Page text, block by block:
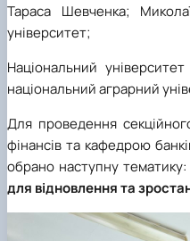
Тараса Шевченка;
університет;
Національний
національний аграрний
Для проведення
фінансів та кафедрою
обрано наступну тематику:
для відновлення та